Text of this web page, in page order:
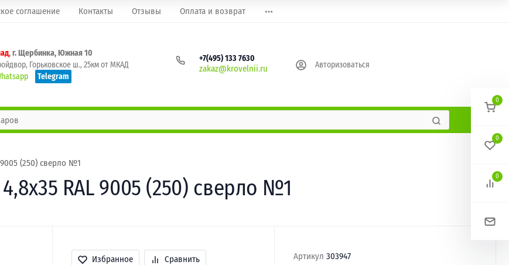
соглашение Контакты Отзывы Оплата и возврат
, г. Щербинка, Южная 10
Горьковское ш., 25км от МКАД
Telegram
+7(495) 133 7630
zakaz@krovelnii.ru Авторизоваться
(250) сверло №1
RAL 9005 (250) сверло №1
Избранное Сравнить Артикул 303947
0
0
0